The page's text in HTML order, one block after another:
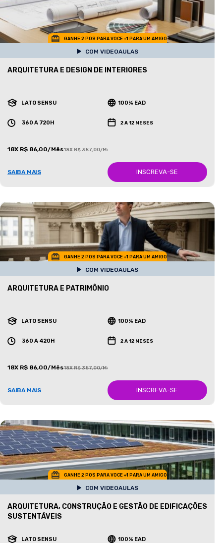
GANHE 2 POS PARA VOCE +1 PARA UM AMIGO
COM VIDEOAULAS
ARQUITETURA E DESIGN DE INTERIORES
LATO SENSU 100% EAD
360 A 720H 2 A 12 MESES
18X R$ 86,00/Mês18X R$ 387,00/Mês
SAIBA MAIS INSCREVA-SE
GANHE 2 POS PARA VOCE +1 PARA UM AMIGO
COM VIDEOAULAS
ARQUITETURA E PATRIMÔNIO
LATO SENSU 100% EAD
360 A 420H 2 A 12 MESES
18X R$ 86,00/Mês18X R$ 387,00/Mês
SAIBA MAIS INSCREVA-SE
GANHE 2 POS PARA VOCE +1 PARA UM AMIGO
COM VIDEOAULAS
ARQUITETURA, CONSTRUÇÃO E GESTÃO DE EDIFICAÇÕES
SUSTENTÁVEIS
LATO SENSU 100% EAD